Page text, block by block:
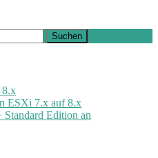
8.x
ESXi 7.x auf 8.x
Edition an